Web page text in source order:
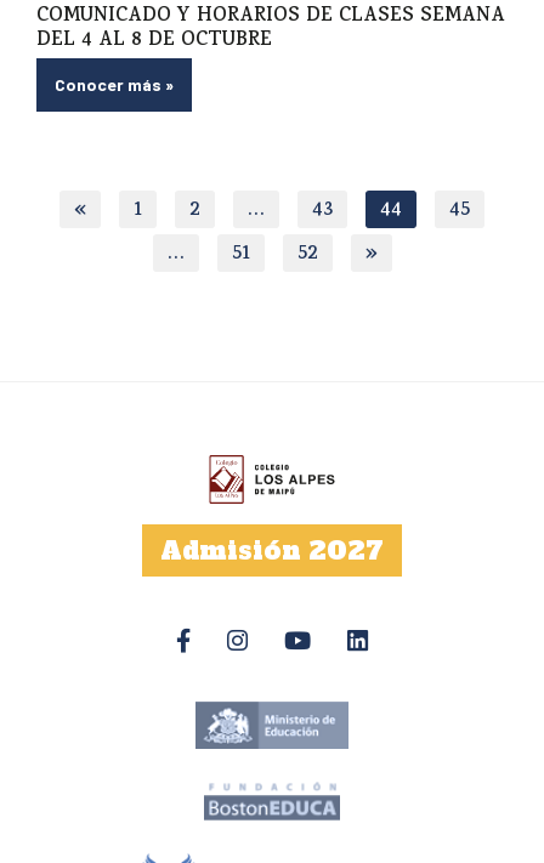
COMUNICADO Y HORARIOS DE CLASES SEMANA
DEL 4 AL 8 DE OCTUBRE
Conocer más »
« 1 2 … 43 44
45
…
51 52 »
Admisión 2027